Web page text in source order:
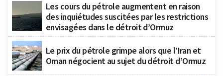
Les cours du pétrole augmentent en raison
des inquiétudes suscitées par les restrictions
envisagées dans le détroit d’Ormuz
Le prix du pétrole grimpe alors que l’Iran et
Oman négocient au sujet du détroit d’Ormuz